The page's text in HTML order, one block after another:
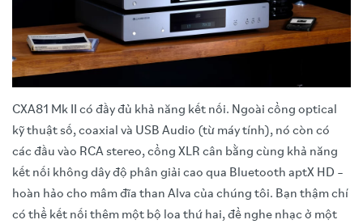
CXA81 Mk II có đầy đủ khả năng kết nối. Ngoài cổng optical
kỹ thuật số, coaxial và USB Audio (từ máy tính), nó còn có
các đầu vào RCA stereo, cổng XLR cân bằng cùng khả năng
kết nối không dây độ phân giải cao qua Bluetooth aptX HD –
hoàn hảo cho mâm đĩa than Alva của chúng tôi. Bạn thậm chí
có thể kết nối thêm một bộ loa thứ hai, để nghe nhạc ở một